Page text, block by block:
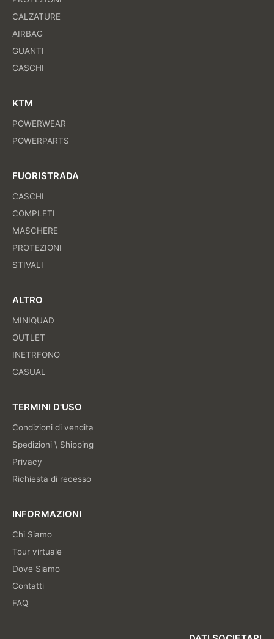
CALZATURE
AIRBAG
GUANTI
CASCHI
KTM
POWERWEAR
POWERPARTS
FUORISTRADA
CASCHI
COMPLETI
MASCHERE
PROTEZIONI
STIVALI
ALTRO
MINIQUAD
OUTLET
INETRFONO
CASUAL
TERMINI D'USO
Condizioni di vendita
Spedizioni \ Shipping
Privacy
Richiesta di recesso
INFORMAZIONI
Chi Siamo
Tour virtuale
Dove Siamo
Contatti
FAQ